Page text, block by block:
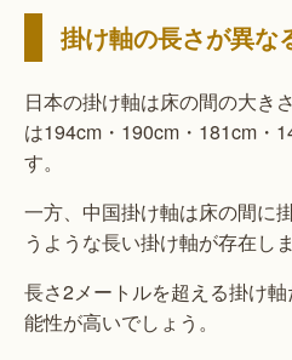
掛け軸の長さが異な
日本の掛け軸は床の間の大き
は194cm・190cm・181cm・
す。
一方、中国掛け軸は床の間に
うような長い掛け軸が存在しま
長さ2メートルを超える掛け
能性が高いでしょう。